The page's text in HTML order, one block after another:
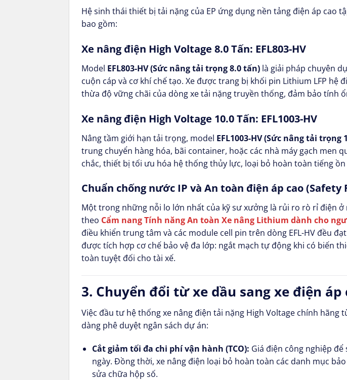
Hệ sinh thái thiết bị tải nặng của EP ứng dụng nền tảng điện áp cao
bao gồm:
Xe nâng điện High Voltage 8.0 Tấn: EFL803-HV
Model EFL803-HV (Sức nâng tải trọng 8.0 tấn) là giải pháp chuyên
cuộn cáp và cơ khí chế tạo. Xe được trang bị khối pin Lithium LFP hệ
thừa độ vững chãi của dòng xe tải nặng truyền thống, đảm bảo tính
Xe nâng điện High Voltage 10.0 Tấn: EFL1003-HV
Nâng tầm giới hạn tải trọng, model EFL1003-HV (Sức nâng tải trọng
trung chuyển hàng hóa, bãi container, hoặc các nhà máy gạch men
chắc, thiết bị tối ưu hóa hệ thống thủy lực, loại bỏ hoàn toàn tiếng
Chuẩn chống nước IP và An toàn điện áp cao (Safety
Một trong những nỗi lo lớn nhất của kỹ sư xưởng là rủi ro rò rỉ điện
theo Cẩm nang Tính năng An toàn Xe nâng Lithium dành cho
điều khiển trung tâm và các module cell pin trên dòng EFL-HV đều
được tích hợp cơ chế bảo vệ đa lớp: ngắt mạch tự động khi có biến
toàn tuyệt đối cho tài xế.
3. Chuyển đổi từ xe dầu sang xe điện áp
Việc đầu tư hệ thống xe nâng điện tải nặng High Voltage chính
dàng phê duyệt ngân sách dự án:
Cắt giảm tối đa chi phí vận hành (TCO): Giá điện công nghiệp
ngày. Đồng thời, xe nâng điện loại bỏ hoàn toàn các danh mục
sửa chữa hộp số.